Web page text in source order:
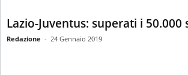
Lazio-Juventus: superati i
Redazione - 24 Gennaio 2019